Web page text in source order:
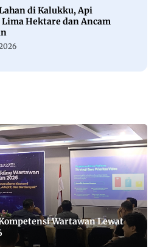
di Kalukku, Api
Hektare dan Ancam
Wartawan Lewat